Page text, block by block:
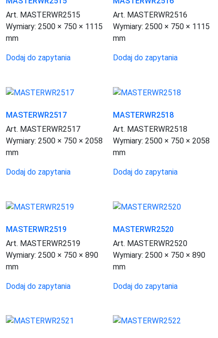
Art. MASTERWR2515
Wymiary: 2500 × 750 × 1115
mm
Dodaj do zapytania
Art. MASTERWR2516
Wymiary:2500 × 750 × 1115
mm
Dodaj do zapytania
MASTERWR2517
Art. MASTERWR2517
Wymiary: 2500 × 750 × 2058
mm
Dodaj do zapytania
MASTERWR2518
Art. MASTERWR2518
Wymiary:2500 × 750 × 2058
mm
Dodaj do zapytania
MASTERWR2519
Art. MASTERWR2519
Wymiary: 2500 × 750 × 890
mm
Dodaj do zapytania
MASTERWR2520
Art. MASTERWR2520
Wymiary:2500 × 750 × 890
mm
Dodaj do zapytania